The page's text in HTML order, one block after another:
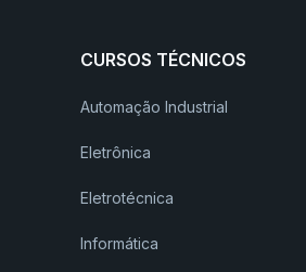
CURSOS TÉCNICOS
Automação Industrial
Eletrônica
Eletrotécnica
Informática